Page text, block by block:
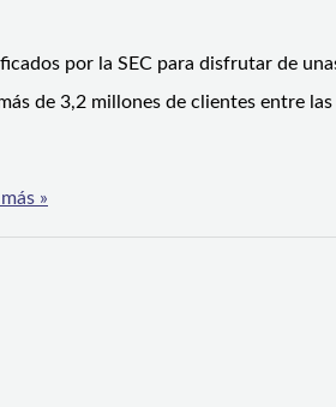
por la SEC para disfrutar de
de 3,2 millones de clientes entre
»